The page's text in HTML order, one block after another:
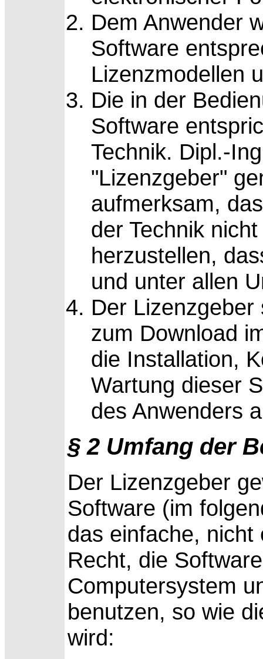
Dem Anwender
Software
Lizenzmodellen
Die in der
Software
Technik. Dipl.-
"Lizenzgeber"
aufmerksam,
der Technik
herzustellen,
und unter allen
Der
zum Download
die Installation,
Wartung dieser
des Anwenders
§ 2 Umfang der
Der Lizenzgeber
Software (im
das einfache, nicht
Recht, die
Computersystem
benutzen, so wie
wird: